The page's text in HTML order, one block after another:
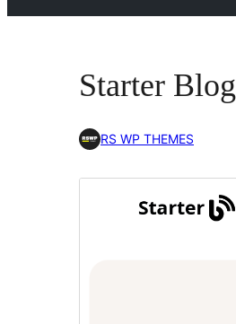
Starter Blog
RS WP THEMES